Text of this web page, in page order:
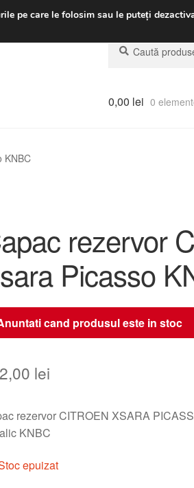
- 4 p.m.031 229 6816
Caută
după:
Caută
0,00 lei 0
KNBC
rezervor
Picasso
cand produsul este in stoc
lei
rezervor CITROEN XSARA
KNBC
epuizat
pe care le folosim sau le puteți